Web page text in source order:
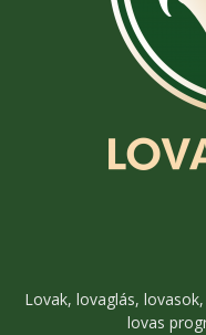
Lovak, lovaglás,
lovas